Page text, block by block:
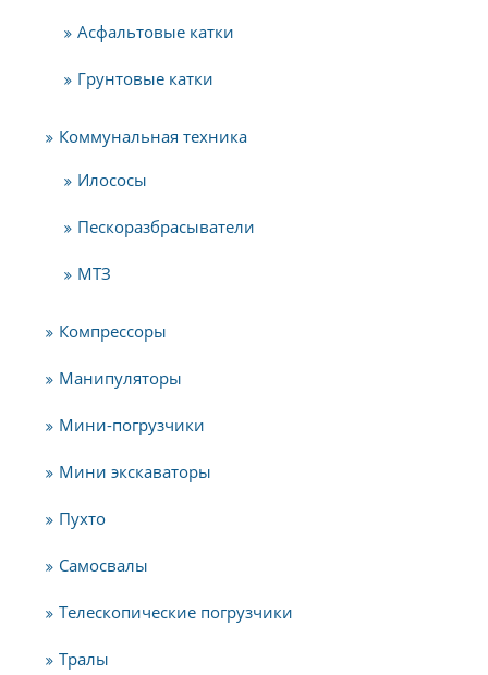
Асфальтовые катки
Грунтовые катки
Коммунальная техника
Илососы
Пескоразбрасыватели
МТЗ
Компрессоры
Манипуляторы
Мини-погрузчики
Мини экскаваторы
Пухто
Самосвалы
Телескопические погрузчики
Тралы